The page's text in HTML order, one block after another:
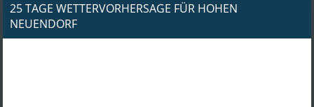
25 TAGE WETTERVORHERSAGE FÜR HOHEN
NEUENDORF